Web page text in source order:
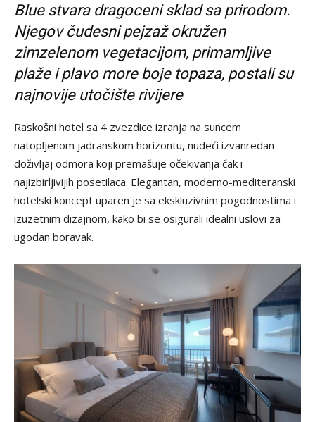
Blue stvara dragoceni sklad sa prirodom.
Njegov čudesni pejzaž okružen
zimzelenom vegetacijom, primamljive
plaže i plavo more boje topaza, postali su
najnovije utočište rivijere
Raskošni hotel sa 4 zvezdice izranja na suncem
natopljenom jadranskom horizontu, nudeći izvanredan
doživljaj odmora koji premašuje očekivanja čak i
najizbirljivijih posetilaca. Elegantan, moderno-mediteranski
hotelski koncept uparen je sa ekskluzivnim pogodnostima i
izuzetnim dizajnom, kako bi se osigurali idealni uslovi za
ugodan boravak.